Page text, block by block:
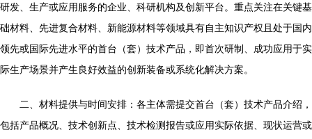
研发、生产或应用服务的企业、科研机构及创新平台。重点关注在关键基
础材料、先进复合材料、新能源材料等领域具有自主知识产权且处于国内
领先或国际先进水平的首台（套）技术产品，即首次研制、成功应用于实
际生产场景并产生良好效益的创新装备或系统化解决方案。
二、材料提供与时间安排：各主体需提交首台（套）技术产品介绍，
包括产品概况、技术创新点、技术检测报告或应用实际依据、现状运营或